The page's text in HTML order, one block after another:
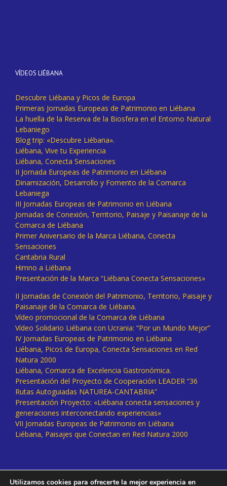
VÍDEOS LIÉBANA
Descubre Liébana y Picos de Europa
Primeras Jornadas Europeas de Patrimonio en Liébana
La huella de la Reserva de la Biosfera en el Entorno Natural
Lebaniego
Blog trip: «Descubre Liébana».
Liébana, Vive tu Experiencia
Liébana, Conecta Sensaciones
II Jornada Europeas de Patrimonio en Liébana
Dinamización, Desarrollo y Fomento de la Comarca
Lebaniega
III Jornadas Europeas de Patrimonio en Liébana
Jornadas de Conexión, Territorio, Paisaje y Paisanaje de la
Comarca de Liébana
Primer Aniversario de la Marca Liébana, Conecta
Sensaciones
Cantabria Rural
Himno a Liébana
Presentación de la Marca “Liébana Conecta Sensaciones»
II Jornadas de Conexión del Patrimonio, Territorio, Paisaje y
Paisanaje de la Comarca de Liébana.
Vídeo promocional de la Comarca de Liébana
Vídeo Solidario Liébana con Ucrania: “Por un Mundo Mejor”
IV Jornadas Europeas de Patrimonio en Liébana
Liébana, Picos de Europa, Conecta Sensaciones en Red
Natura 2000
Liébana, Comarca de Excelencia Gastronómica.
Presentación del Proyecto de Cooperación LEADER “36
Rutas Autoguiadas NATUREA-CANTABRIA”
Presentación Proyecto: «Liébana conecta sensaciones y
generaciones interconectando experiencias»
VII Jornadas Europeas de Patrimonio en Liébana
Liébana, Paisajes que Conectan en Red Natura 2000
Utilizamos cookies para ofrecerte la mejor experiencia en